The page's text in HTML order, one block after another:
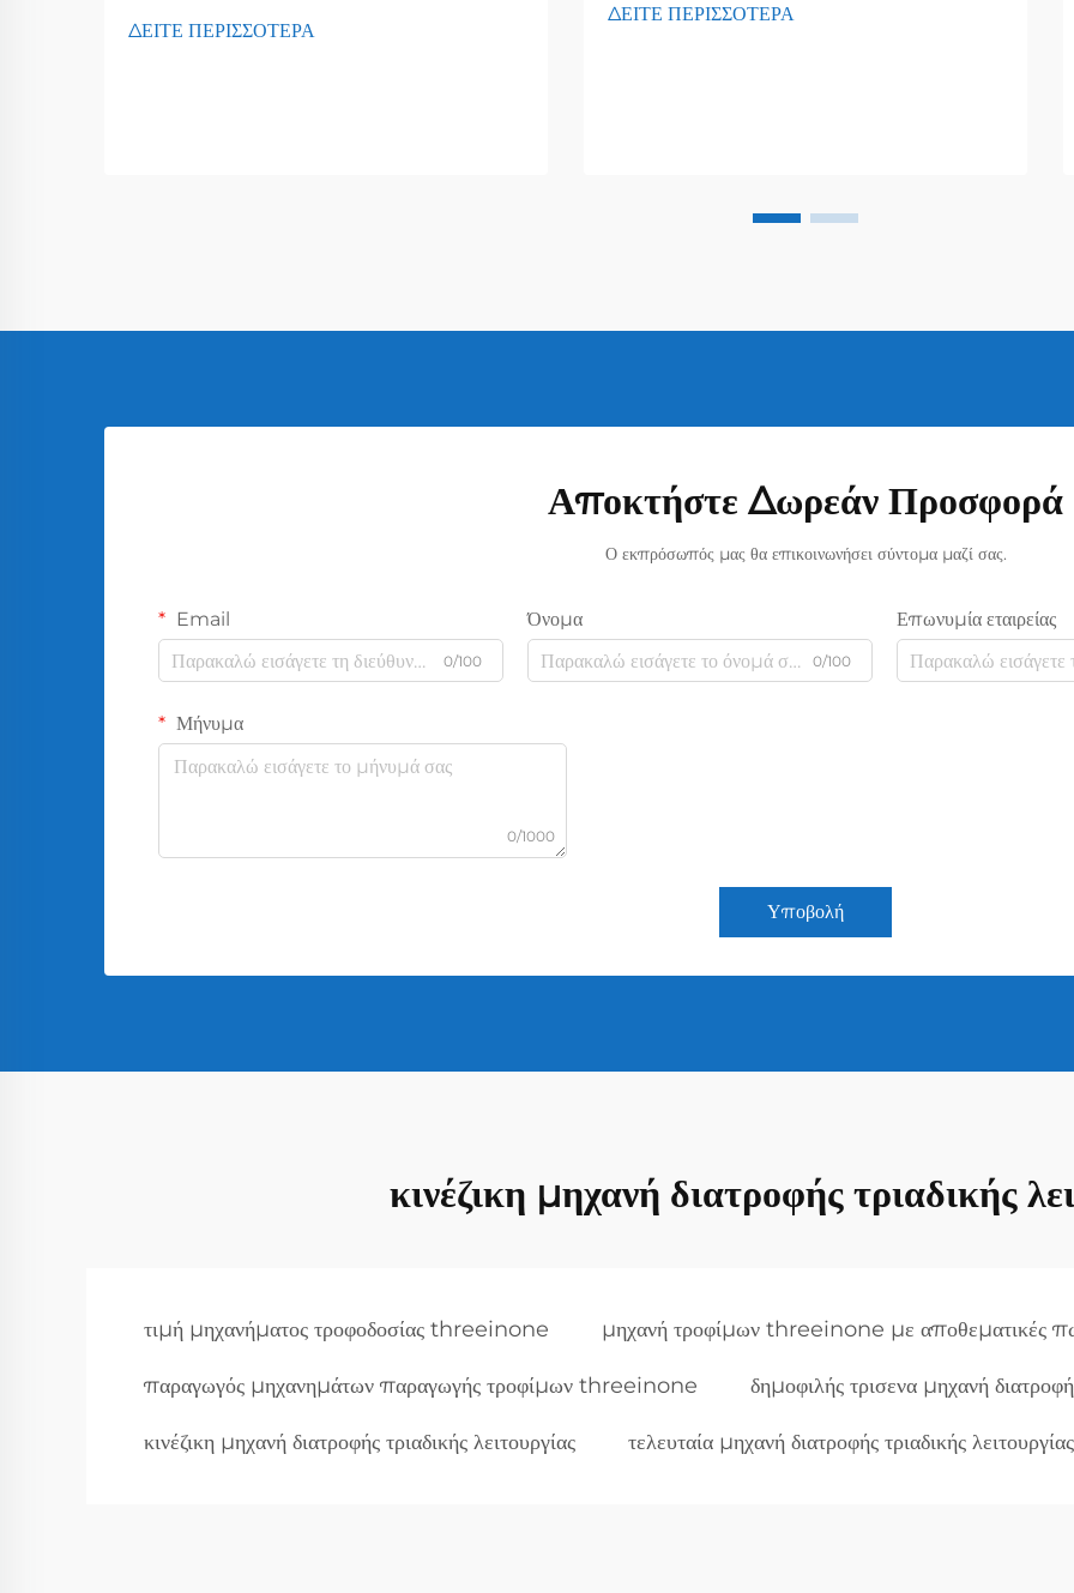
ΔΕΙΤΕ ΠΕΡΙΣΣΟΤΕΡΑ
ΔΕΙΤΕ ΠΕΡΙΣΣΟΤΕΡΑ
Αποκτήστε Δωρεάν Προσφορά
Ο εκπρόσωπός μας θα επικοινωνήσει σύντομα μαζί σας.
Email
0/100
Όνομα
0/100
Επωνυμία εταιρείας
Μήνυμα
0/1000
Υποβολή
κινέζικη μηχανή διατροφής τριαδικής
τιμή μηχανήματος τροφοδοσίας threeinone μηχανή τροφίμων threeinone με αποθεματικές
παραγωγός μηχανημάτων παραγωγής τροφίμων threeinone δημοφιλής τρισενα μηχανή
κινέζικη μηχανή διατροφής τριαδικής λειτουργίας τελευταία μηχανή διατροφής τριαδικής λειτουργίας